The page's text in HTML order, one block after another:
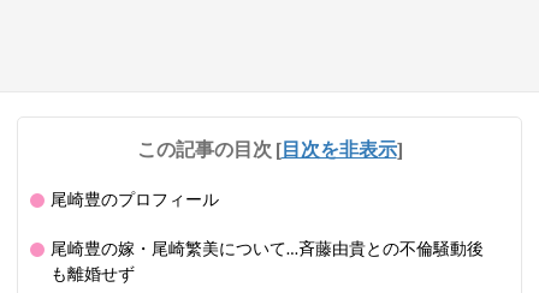
この記事の目次 [目次を非表示]
尾崎豊のプロフィール
尾崎豊の嫁・尾崎繁美について…斉藤由貴との不倫騒動後
も離婚せず